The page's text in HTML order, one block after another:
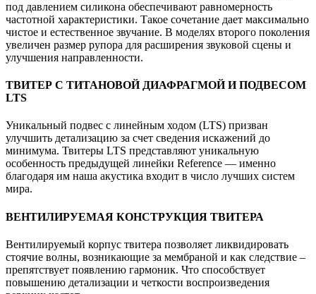
под давлением силикона обеспечивают равномерность
частотной характеристики. Такое сочетание дает максимально
чистое и естественное звучание. В моделях второго поколения
увеличен размер рупора для расширения звуковой сцены и
улучшения направленности.
ТВИТЕР С ТИТАНОВОЙ ДИАФРАГМОЙ И ПОДВЕСОМ
LTS
Уникальный подвес с линейным ходом (LTS) призван
улучшить детализацию за счет сведения искажений до
минимума. Твитеры LTS представляют уникальную
особенность предыдущей линейки Reference — именно
благодаря им наша акустика входит в число лучших систем
мира.
ВЕНТИЛИРУЕМАЯ КОНСТРУКЦИЯ ТВИТЕРА
Вентилируемый корпус твитера позволяет ликвидировать
стоячие волны, возникающие за мембраной и как следствие –
препятствует появлению гармоник. Что способствует
повышению детализации и четкости воспроизведения